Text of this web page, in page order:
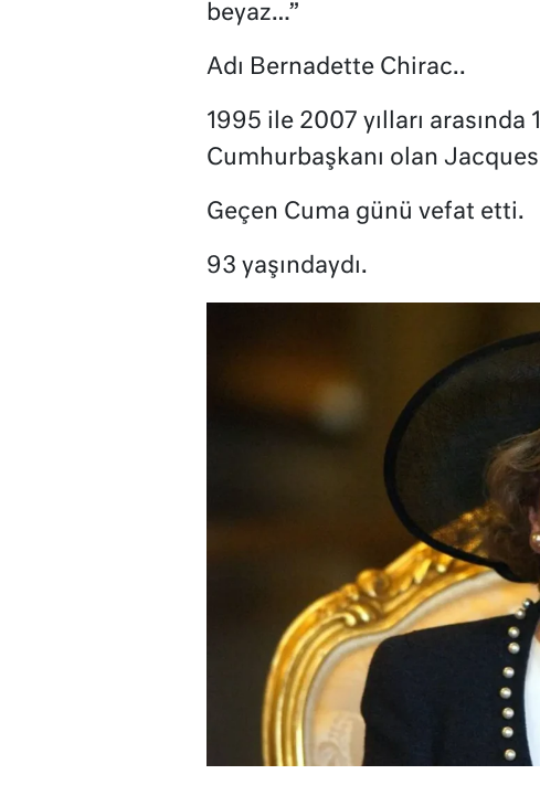
beyaz…”
Adı Bernadette Chirac..
1995 ile 2007 yılları arasında
Cumhurbaşkanı olan Jacques
Geçen Cuma günü vefat etti.
93 yaşındaydı.